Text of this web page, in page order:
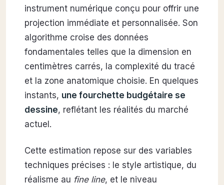
instrument numérique conçu pour offrir une
projection immédiate et personnalisée. Son
algorithme croise des données
fondamentales telles que la dimension en
centimètres carrés, la complexité du tracé
et la zone anatomique choisie. En quelques
instants, une fourchette budgétaire se
dessine, reflétant les réalités du marché
actuel.
Cette estimation repose sur des variables
techniques précises : le style artistique, du
réalisme au fine line, et le niveau